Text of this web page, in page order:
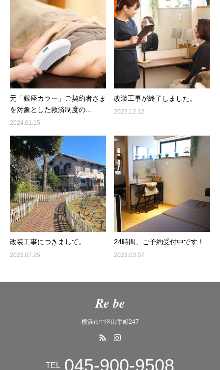
元「銀座カラー」ご契約者さま
を対象とした救済制度の...
2024.01.15
改装工事が終了しました。
2023.12.12
改装工事につきまして。
2023.07.25
24時間、ご予約受付中です！
2023.03.07
𝑹𝒆 𝒃𝒆
横浜市中区山手町247
TEL 045-900-9508